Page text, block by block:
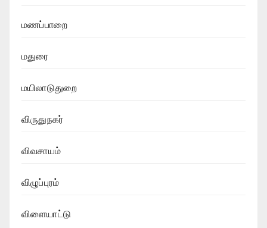
மணப்பாறை
மதுரை
மயிலாடுதுறை
விருதுநகர்
விவசாயம்
விழுப்புரம்
விளையாட்டு